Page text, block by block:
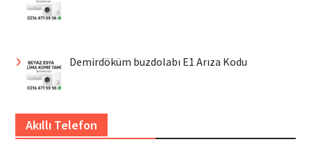
Demirdöküm buzdolabı E1 Arıza Kodu
Akıllı Telefon